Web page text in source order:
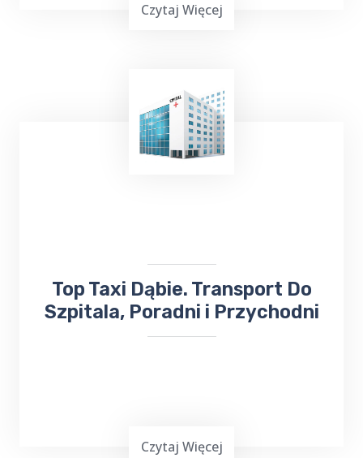
TOP Taxi Dąbie oferuje usługi transportowe
na lotniska wWarszawie
Czytaj Więcej
​Top Taxi Dąbie. Transport Do
Szpitala, Poradni i Przychodni
Czytaj Więcej